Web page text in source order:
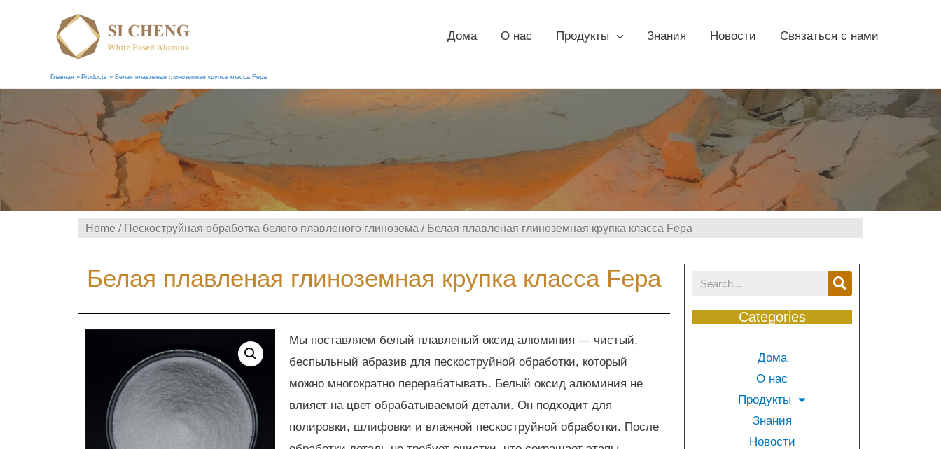
Дома О нас Продукты Знания Новости Связаться с нами
Главная Products Белая плавленая глиноземная крупка класса Fepa
Home / Пескоструйная обработка белого плавленого глинозема / Белая плавленая глиноземная крупка класса Fepa
Белая плавленая глиноземная крупка класса Fepa
Мы поставляем белый плавленый оксид алюминия — чистый,
беспыльный абразив для пескоструйной обработки, который
можно многократно перерабатывать. Белый оксид алюминия не
влияет на цвет обрабатываемой детали. Он подходит для
полировки, шлифовки и влажной пескоструйной обработки. После
Categories
Дома
О нас
Продукты
Знания
Новости